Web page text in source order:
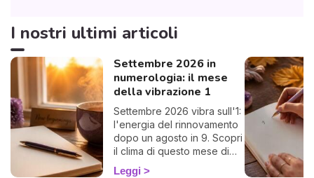
I nostri ultimi articoli
Settembre 2026 in
numerologia: il mese
della vibrazione 1
Settembre 2026 vibra sull'1:
l'energia del rinnovamento
dopo un agosto in 9. Scopri
il clima di questo mese di
rientro e come
Leggi